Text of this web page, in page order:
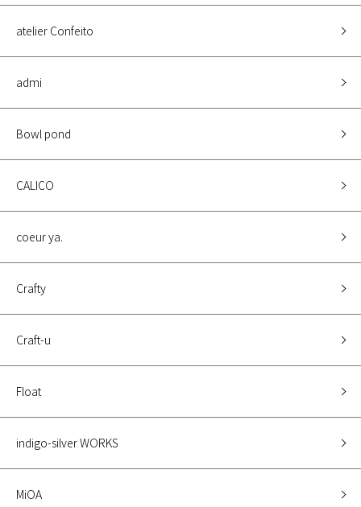
atelier Confeito
admi
Bowl pond
CALICO
coeur ya.
Crafty
Craft-u
Float
indigo-silver WORKS
MiOA